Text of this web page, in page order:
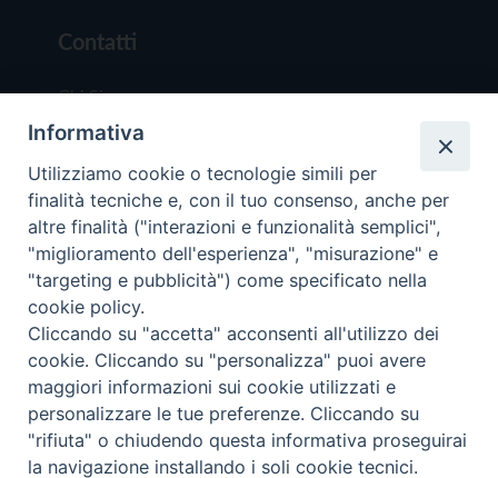
Contatti
Chi Siamo
Redazione
Scrivici
Copyright © 2019 - Tutti i diritti riservati - Vita
Trentina Editrice
Privacy Policy
Torna
Informativa
Utilizziamo cookie o tecnologie simili per
finalità tecniche e, con il tuo consenso, anche per
altre finalità ("interazioni e funzionalità semplici",
"miglioramento dell'esperienza", "misurazione" e
"targeting e pubblicità") come specificato nella
cookie policy.
Cliccando su "accetta" acconsenti all'utilizzo dei
cookie. Cliccando su "personalizza" puoi avere
maggiori informazioni sui cookie utilizzati e
personalizzare le tue preferenze. Cliccando su
"rifiuta" o chiudendo questa informativa proseguirai
la navigazione installando i soli cookie tecnici.